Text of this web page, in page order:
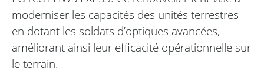
moderniser les capacités des unités terrestres
en dotant les soldats d’optiques avancées,
améliorant ainsi leur efficacité opérationnelle sur
le terrain.